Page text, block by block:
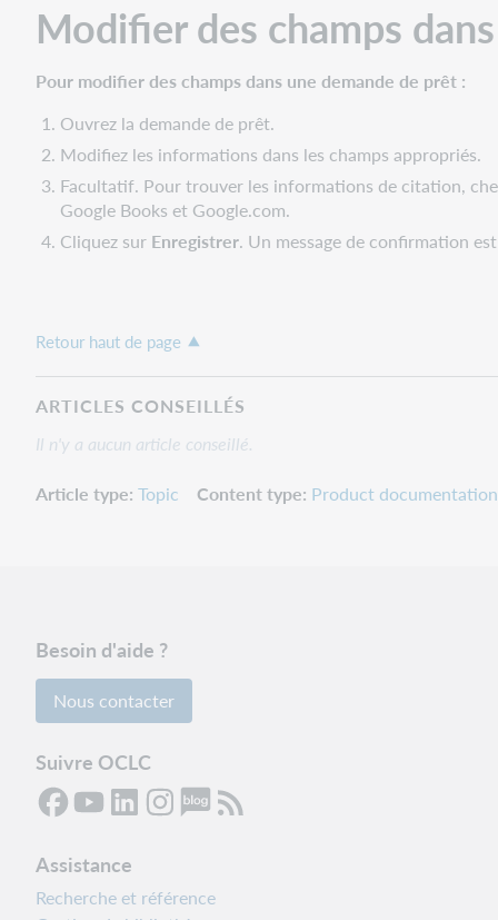
Modifier des champs
Pour modifier des champs dans une demande de prêt :
Ouvrez la demande de prêt.
Modifiez les informations dans les champs appropriés.
Facultatif. Pour trouver les informations de citation,
Google Books et Google.com.
Cliquez sur Enregistrer. Un message de confirmation
Retour haut de page
ARTICLES CONSEILLÉS
Il n'y a aucun article conseillé.
Article type Topic Content type Product documentation
Besoin d'aide ?
Nous contacter
Suivre OCLC
Assistance
Recherche et référence